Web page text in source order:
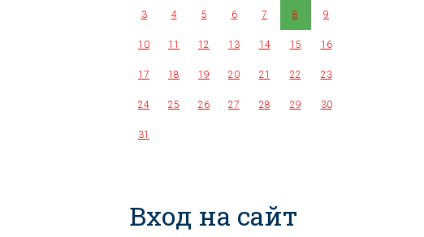
3 4 5 6 7 8 9
10 11 12 13 14 15 16
17 18 19 20 21 22 23
24 25 26 27 28 29 30
31
Вход на сайт